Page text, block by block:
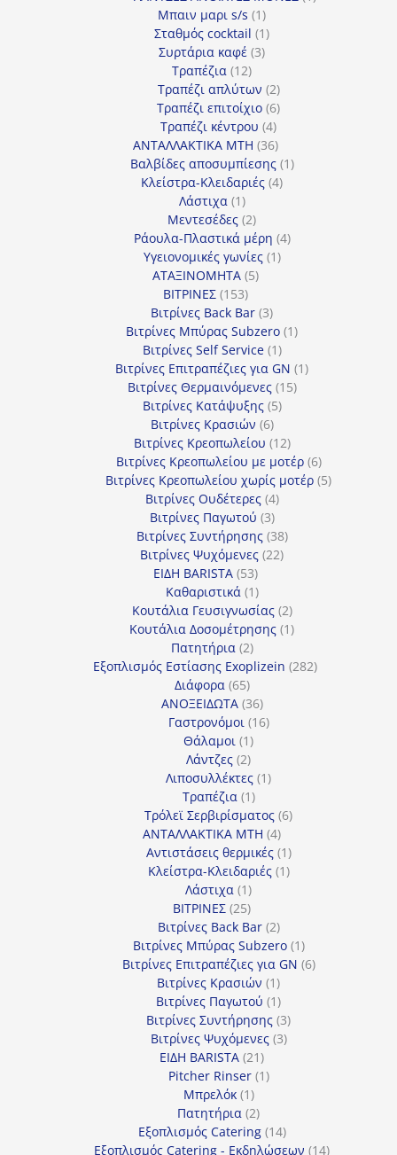
Μπαιν μαρι s/s 11
προϊόν
Σταθμός cocktail 11
Συρτάρια καφέ 33
Τραπέζια 1212
προϊόντα
Τραπέζι απλύτων 22
προϊόντα
Τραπέζι επιτοίχιο 66
προϊόντα
Τραπέζι κέντρου 44
προϊόντα
ΑΝΤΑΛΛΑΚΤΙΚΑ MTH 3636
προϊόντα
Βαλβίδες αποσυμπίεσης 11
Κλείστρα-Κλειδαριές 44
Λάστιχα 11
προϊόν
Μεντεσέδες 22
προϊόντα
Ράουλα-Πλαστικά μέρη 44
Υγειονομικές γωνίες 11
ΑΤΑΞΙΝΟΜΗΤΑ 55
ΒΙΤΡΙΝΕΣ 153153
προϊόντα
Βιτρίνες Back Bar 33
προϊόντα
Βιτρίνες Mπύρας Subzero 11
Βιτρίνες Self Service 11
προϊόν
Βιτρίνες Επιτραπέζιες για GN 11
Βιτρίνες Θερμαινόμενες 1515
Βιτρίνες Κατάψυξης 55
Βιτρίνες Κρασιών 66
προϊόντα
Βιτρίνες Κρεοπωλείου 1212
προϊόντα
Βιτρίνες Κρεοπωλείου με μοτέρ 66
προϊόντα
Βιτρίνες Κρεοπωλείου χωρίς μοτέρ 55
Βιτρίνες Ουδέτερες 44
προϊόντα
Βιτρίνες Παγωτού 33
προϊόντα
Βιτρίνες Συντήρησης 3838
προϊόντα
Βιτρίνες Ψυχόμενες 2222
ΕΙΔΗ BARISTA 5353
προϊόντα
Καθαριστικά 11
προϊόν
Κουτάλια Γευσιγνωσίας 22
προϊόντα
Κουτάλια Δοσομέτρησης 11
Πατητήρια 22
προϊόντα
Εξοπλισμός Εστίασης Exoplizein 282282
Διάφορα 6565
προϊόντα
ΑΝΟΞΕΙΔΩΤΑ 3636
προϊόντα
Γαστρονόμοι 1616
Θάλαμοι 11
προϊόν
Λάντζες 22
προϊόντα
Λιποσυλλέκτες 11
Τραπέζια 11
προϊόν
Τρόλεϊ Σερβιρίσματος 66
ΑΝΤΑΛΛΑΚΤΙΚΑ MTH 44
προϊόντα
Αντιστάσεις θερμικές 11
προϊόν
Κλείστρα-Κλειδαριές 11
Λάστιχα 11
προϊόν
ΒΙΤΡΙΝΕΣ 2525
προϊόντα
Βιτρίνες Back Bar 22
προϊόντα
Βιτρίνες Mπύρας Subzero 11
προϊόν
Βιτρίνες Επιτραπέζιες για GN 66
Βιτρίνες Κρασιών 11
προϊόν
Βιτρίνες Παγωτού 11
προϊόν
Βιτρίνες Συντήρησης 33
προϊόντα
Βιτρίνες Ψυχόμενες 33
ΕΙΔΗ BARISTA 2121
προϊόντα
Pitcher Rinser 11
Μπρελόκ 11
προϊόν
Πατητήρια 22
προϊόντα
Εξοπλισμός Catering 1414
προϊόντα
Εξοπλισμός Catering - Εκδηλώσεων 1414